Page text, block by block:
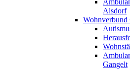
Alsdorf
Wohnverbund
Gangelt